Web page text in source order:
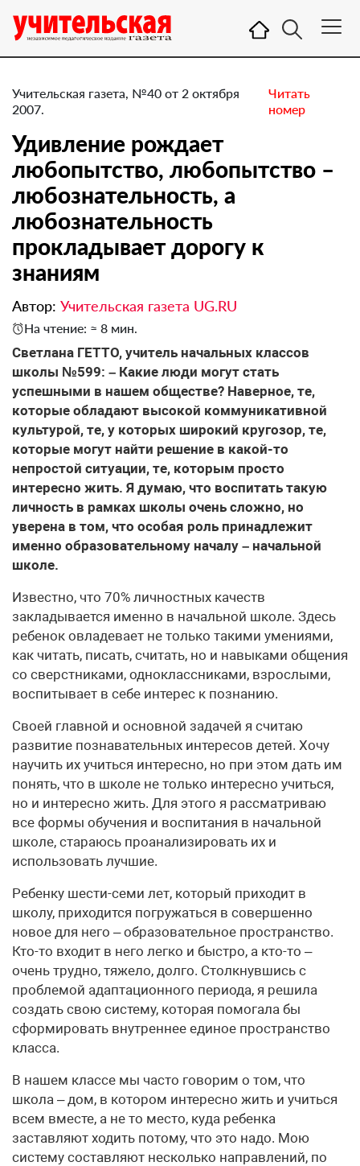
Учительская газета, №40 от 2 октября
2007.
Читать
номер
Удивление рождает
любопытство, любопытство –
любознательность, а
любознательность
прокладывает дорогу к
знаниям
Автор: Учительская газета UG.RU
На чтение: ≈ 8 мин.
Светлана ГЕТТО, учитель начальных классов
школы №599: – Какие люди могут стать
успешными в нашем обществе? Наверное, те,
которые обладают высокой коммуникативной
культурой, те, у которых широкий кругозор, те,
которые могут найти решение в какой-то
непростой ситуации, те, которым просто
интересно жить. Я думаю, что воспитать такую
личность в рамках школы очень сложно, но
уверена в том, что особая роль принадлежит
именно образовательному началу – начальной
школе.
Известно, что 70% личностных качеств
закладывается именно в начальной школе. Здесь
ребенок овладевает не только такими умениями,
как читать, писать, считать, но и навыками общения
со сверстниками, одноклассниками, взрослыми,
воспитывает в себе интерес к познанию.
Своей главной и основной задачей я считаю
развитие познавательных интересов детей. Хочу
научить их учиться интересно, но при этом дать им
понять, что в школе не только интересно учиться,
но и интересно жить. Для этого я рассматриваю
все формы обучения и воспитания в начальной
школе, стараюсь проанализировать их и
использовать лучшие.
Ребенку шести-семи лет, который приходит в
школу, приходится погружаться в совершенно
новое для него – образовательное пространство.
Кто-то входит в него легко и быстро, а кто-то –
очень трудно, тяжело, долго. Столкнувшись с
проблемой адаптационного периода, я решила
создать свою систему, которая помогала бы
сформировать внутреннее единое пространство
класса.
В нашем классе мы часто говорим о том, что
школа – дом, в котором интересно жить и учиться
всем вместе, а не то место, куда ребенка
заставляют ходить потому, что это надо. Мою
систему составляют несколько направлений, по